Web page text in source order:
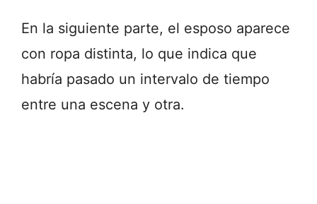
En la siguiente parte, el esposo aparece
con ropa distinta, lo que indica que
habría pasado un intervalo de tiempo
entre una escena y otra.